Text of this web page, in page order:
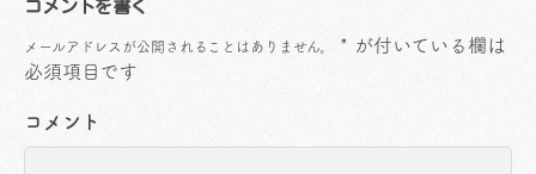
コメントを書く
メールアドレスが公開されることはありません。 * が付いている欄は
必須項目です
コメント